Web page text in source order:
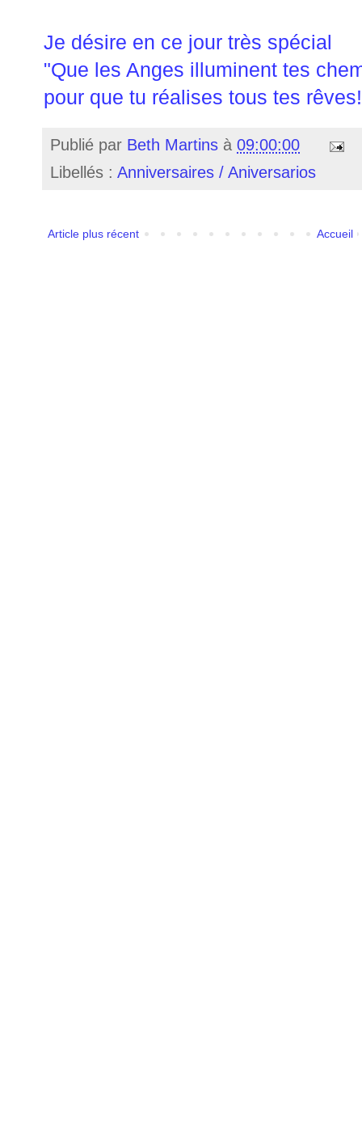
Je désire en ce jour très spécial
"Que les Anges illuminent tes
pour que tu réalises tous tes
Publié par Beth Martins à 09:00:00
Libellés : Anniversaires / Aniversarios
Article plus récent Accueil